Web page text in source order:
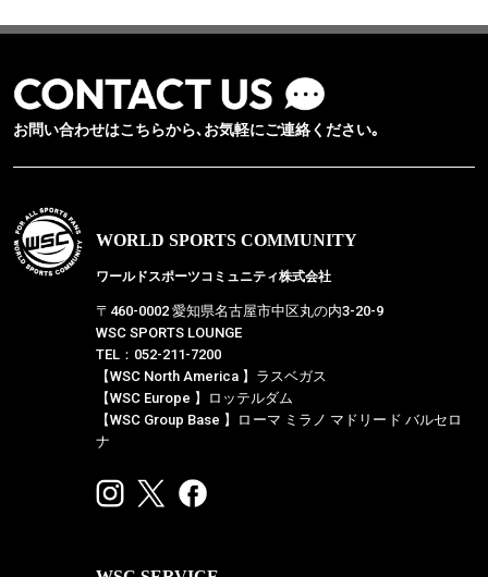
お問い合わせはこちらから､お気軽にご連絡ください｡
WORLD SPORTS COMMUNITY
ワールドスポーツコミュニティ株式会社
〒460-0002 愛知県名古屋市中区丸の内3-20-9
WSC SPORTS LOUNGE
TEL：052-211-7200
【WSC North America 】ラスベガス
【WSC Europe 】ロッテルダム
【WSC Group Base 】ローマ ミラノ マドリード バルセロ
ナ